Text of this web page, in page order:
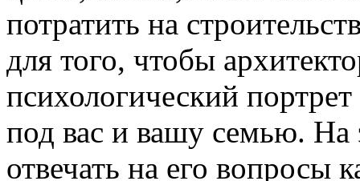
потратить на
для того, чтобы
психологический
под вас и вашу семью. На
отвечать на его вопросы